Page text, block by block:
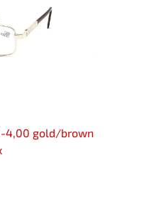
4,00 gold/brown